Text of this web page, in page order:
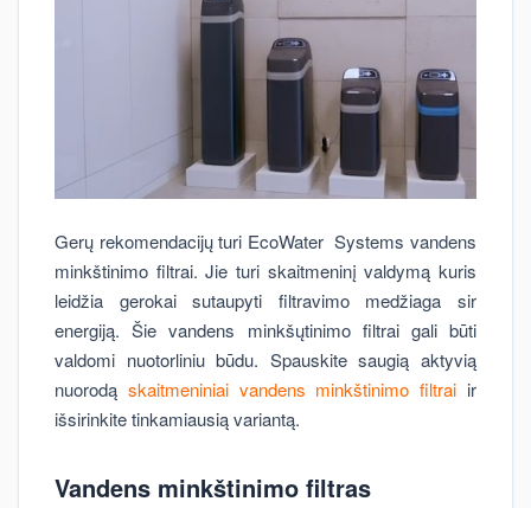
Gerų rekomendacijų turi EcoWater Systems vandens
minkštinimo filtrai. Jie turi skaitmeninį valdymą kuris
leidžia gerokai sutaupyti filtravimo medžiaga sir
energiją. Šie vandens minkšųtinimo filtrai gali būti
valdomi nuotorliniu būdu. Spauskite saugią aktyvią
nuorodą skaitmeniniai vandens minkštinimo filtrai ir
išsirinkite tinkamiausią variantą.
Vandens minkštinimo filtras